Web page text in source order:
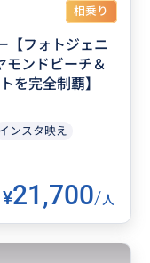
相乗り
【フォトジェニ
モンドビーチ＆
を完全制覇】
インスタ映え
¥21,700/人